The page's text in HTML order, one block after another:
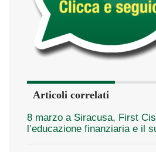
Articoli correlati
8 marzo a Siracusa, First
l’educazione finanziaria e il